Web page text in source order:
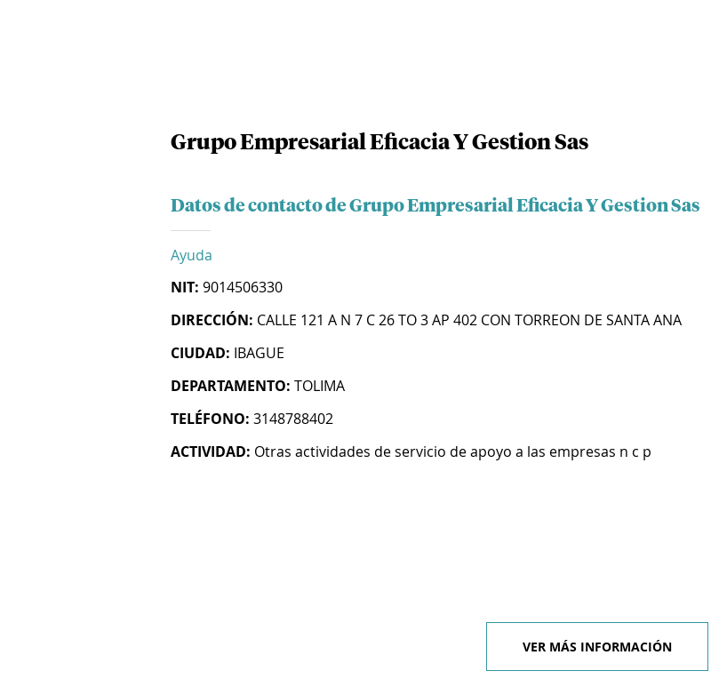
Grupo Empresarial Eficacia Y Gestion Sas
Datos de contacto de Grupo Empresarial Eficacia Y Gestion Sas
Ayuda
NIT: 9014506330
DIRECCIÓN: CALLE 121 A N 7 C 26 TO 3 AP 402 CON TORREON DE SANTA ANA
CIUDAD: IBAGUE
DEPARTAMENTO: TOLIMA
TELÉFONO: 3148788402
ACTIVIDAD: Otras actividades de servicio de apoyo a las empresas n c p
VER MÁS INFORMACIÓN